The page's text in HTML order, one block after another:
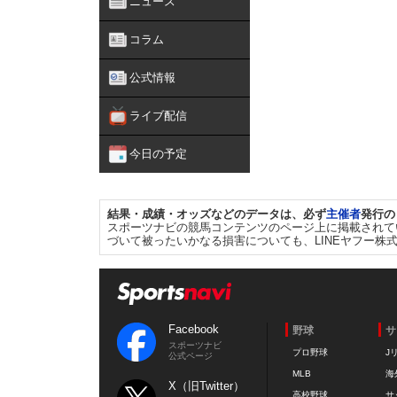
コラム
公式情報
ライブ配信
今日の予定
結果・成績・オッズなどのデータは、必ず主催者発行
スポーツナビの競馬コンテンツのページ上に掲載され
づいて被ったいかなる損害についても、LINEヤフー株
Facebook
スポーツナビ
公式ページ
X（旧Twitter）
野球
プロ野球
MLB
高校野球
J
海
サ